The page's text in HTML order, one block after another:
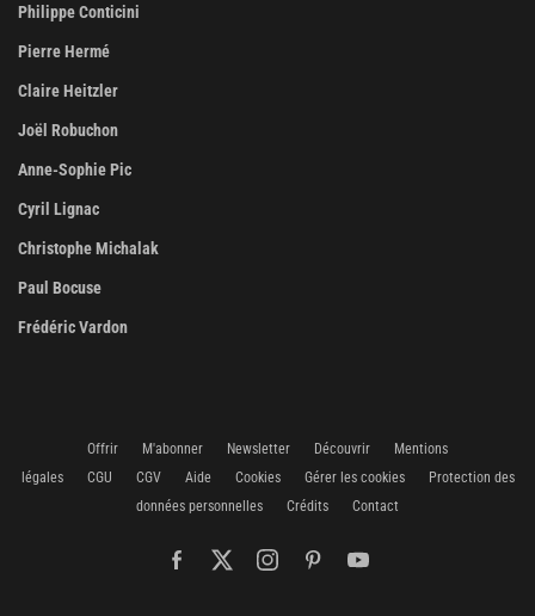
Philippe Conticini
Pierre Hermé
Claire Heitzler
Joël Robuchon
Anne-Sophie Pic
Cyril Lignac
Christophe Michalak
Paul Bocuse
Frédéric Vardon
Offrir M'abonner Newsletter Découvrir
Mentions
légales
CGU CGV Aide Cookies Gérer les cookies
Protection des
données personnelles
Crédits Contact